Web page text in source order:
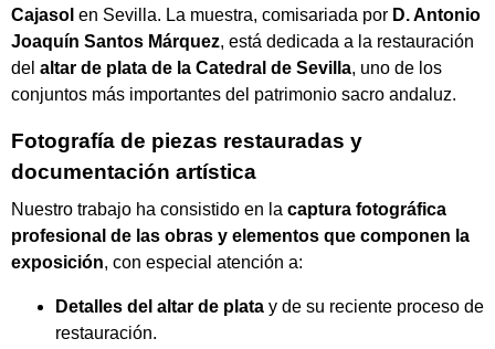
Cajasol en Sevilla. La muestra, comisariada por D. Antonio
Joaquín Santos Márquez, está dedicada a la restauración
del altar de plata de la Catedral de Sevilla, uno de los
conjuntos más importantes del patrimonio sacro andaluz.
Fotografía de piezas restauradas y
documentación artística
Nuestro trabajo ha consistido en la captura fotográfica
profesional de las obras y elementos que componen la
exposición, con especial atención a:
Detalles del altar de plata y de su reciente proceso de
restauración.